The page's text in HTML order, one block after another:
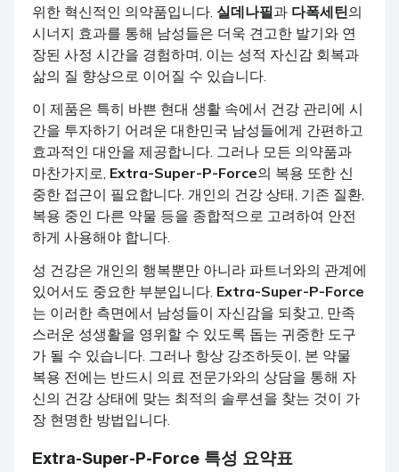
위한 혁신적인 의약품입니다. 실데나필과 다폭세틴의
시너지 효과를 통해 남성들은 더욱 견고한 발기와 연
장된 사정 시간을 경험하며, 이는 성적 자신감 회복과
삶의 질 향상으로 이어질 수 있습니다.
이 제품은 특히 바쁜 현대 생활 속에서 건강 관리에 시
간을 투자하기 어려운 대한민국 남성들에게 간편하고
효과적인 대안을 제공합니다. 그러나 모든 의약품과
마찬가지로, Extra-Super-P-Force의 복용 또한 신
중한 접근이 필요합니다. 개인의 건강 상태, 기존 질환,
복용 중인 다른 약물 등을 종합적으로 고려하여 안전
하게 사용해야 합니다.
성 건강은 개인의 행복뿐만 아니라 파트너와의 관계에
있어서도 중요한 부분입니다. Extra-Super-P-Force
는 이러한 측면에서 남성들이 자신감을 되찾고, 만족
스러운 성생활을 영위할 수 있도록 돕는 귀중한 도구
가 될 수 있습니다. 그러나 항상 강조하듯이, 본 약물
복용 전에는 반드시 의료 전문가와의 상담을 통해 자
신의 건강 상태에 맞는 최적의 솔루션을 찾는 것이 가
장 현명한 방법입니다.
Extra-Super-P-Force 특성 요약표